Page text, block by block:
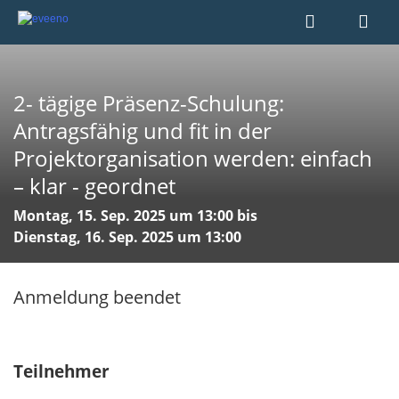
2- tägige Präsenz-Schulung:
Antragsfähig und fit in der
Projektorganisation werden: einfach
– klar - geordnet
Montag, 15. Sep. 2025 um 13:00 bis
Dienstag, 16. Sep. 2025 um 13:00
Anmeldung beendet
Teilnehmer